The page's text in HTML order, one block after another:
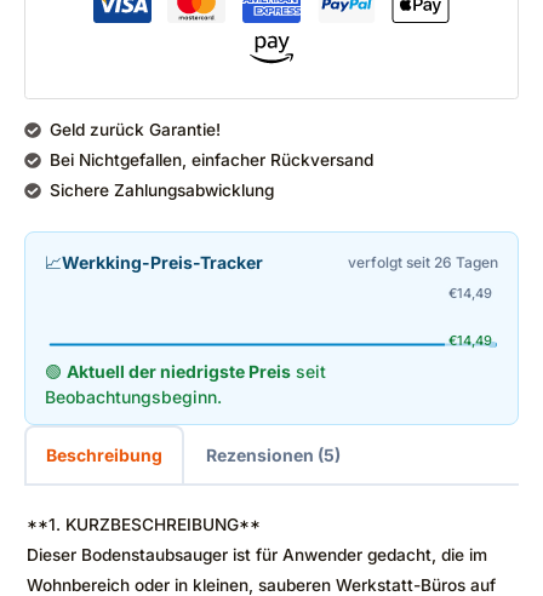
Geld zurück Garantie!
Bei Nichtgefallen, einfacher Rückversand
Sichere Zahlungsabwicklung
📈Werkking-Preis-Tracker verfolgt seit 26 Tagen
€14,49
€14,49
🟢 Aktuell der niedrigste Preis seit
Beobachtungsbeginn.
Beschreibung Rezensionen (5)
**1. KURZBESCHREIBUNG**
Dieser Bodenstaubsauger ist für Anwender gedacht, die im
Wohnbereich oder in kleinen, sauberen Werkstatt-Büros auf